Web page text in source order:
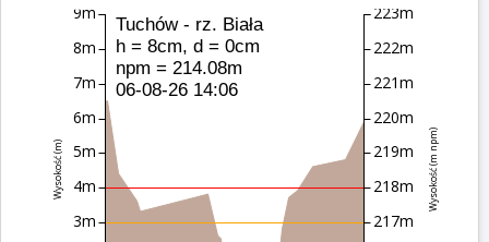
Wysokość (m)
3m
4m
5m
6m
7m
8m
9m
Wysokość (m npm)
217m
218m
219m
220m
221m
222m
223m
Tuchów - rz. Biała
h = 8cm, d = 0cm
npm = 214.08m
06-08-26 14:06